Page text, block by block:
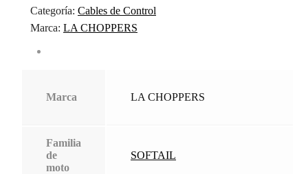
Categoría: Cables de Control
Marca: LA CHOPPERS
Marca LA CHOPPERS
Familia
de
moto
SOFTAIL